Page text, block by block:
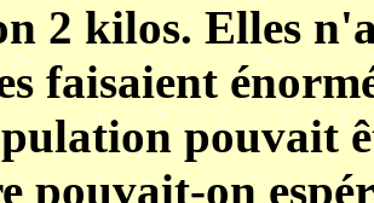
2 kilos. Elles
faisaient
pouvait
pouvait-on